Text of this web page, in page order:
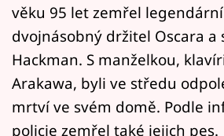
Sledujte nás
věku 95 let zemřel
dvojnásobný držitel Oscara a
Hackman. S manželkou,
Arakawa, byli ve středu
mrtví ve svém domě. Podle
policie zemřel také jejich pes.